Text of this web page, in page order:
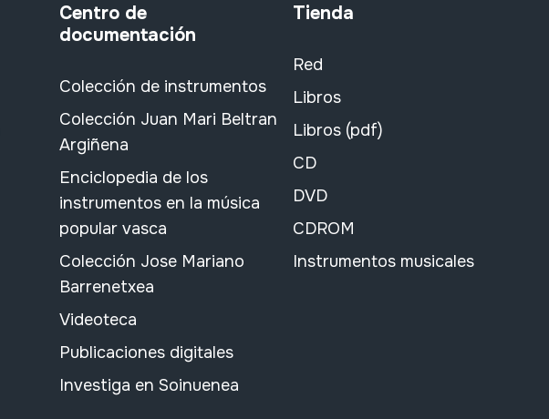
Centro de
documentación
Colección de instrumentos
Colección Juan Mari Beltran
Argiñena
Enciclopedia de los
instrumentos en la música
popular vasca
Colección Jose Mariano
Barrenetxea
Videoteca
Publicaciones digitales
Investiga en Soinuenea
Tienda
Red
Libros
Libros (pdf)
CD
DVD
CDROM
Instrumentos musicales